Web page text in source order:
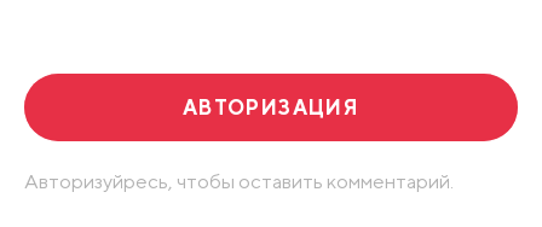
АВТОРИЗАЦИЯ
Авторизуйресь, чтобы оставить комментарий.